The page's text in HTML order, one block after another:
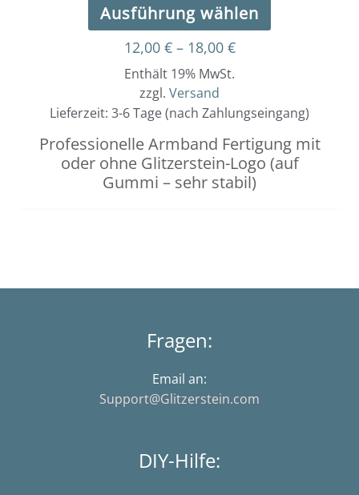
Ausführung wählen
12,00 € – 18,00 €
Enthält 19% MwSt.
zzgl. Versand
Lieferzeit: 3-6 Tage (nach Zahlungseingang)
Professionelle Armband Fertigung mit
oder ohne Glitzerstein-Logo (auf
Gummi – sehr stabil)
Fragen:
Email an:
Support@Glitzerstein.com
DIY-Hilfe: